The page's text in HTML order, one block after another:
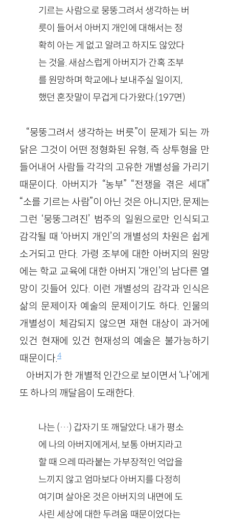
기르는 사람으로 뭉뚱그려서 생각하는 버
릇이 들어서 아버지 개인에 대해서는 정
확히 아는 게 없고 알려고 하지도 않았다
는 것을. 새삼스럽게 아버지가 간혹 조부
를 원망하며 학교에나 보내주실 일이지,
했던 혼잣말이 무겁게 다가왔다.(197면)
“뭉뚱그려서 생각하는 버릇”이 문제가 되는 까
닭은 그것이 어떤 정형화된 유형, 즉 상투형을 만
들어내어 사람들 각각의 고유한 개별성을 가리기
때문이다. 아버지가 “농부” “전쟁을 겪은 세대”
“소를 기르는 사람”이 아닌 것은 아니지만, 문제는
그런 ‘뭉뚱그려진’ 범주의 일원으로만 인식되고
감각될 때 ‘아버지 개인’의 개별성의 차원은 쉽게
소거되고 만다. 가령 조부에 대한 아버지의 원망
에는 학교 교육에 대한 아버지 ‘개인’의 남다른 열
망이 깃들어 있다. 이런 개별성의 감각과 인식은
삶의 문제이자 예술의 문제이기도 하다. 인물의
개별성이 체감되지 않으면 재현 대상이 과거에
있건 현재에 있건 현재성의 예술은 불가능하기
때문이다.4
아버지가 한 개별적 인간으로 보이면서 ‘나’에게
또 하나의 깨달음이 도래한다.
나는 (…) 갑자기 또 깨달았다. 내가 평소
에 나의 아버지에게서, 보통 아버지라고
할 때 으레 따라붙는 가부장적인 억압을
느끼지 않고 엄마보다 아버지를 다정히
여기며 살아온 것은 아버지의 내면에 도
사린 세상에 대한 두려움 때문이었다는